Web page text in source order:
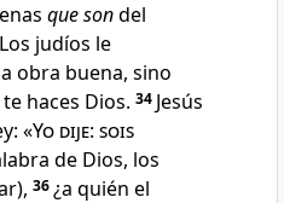
que sondel
Los judíos le
obra buena, sino
haces Dios. 34 Jesús
: «Yo dije: sois
de Dios, los
36¿a quién el